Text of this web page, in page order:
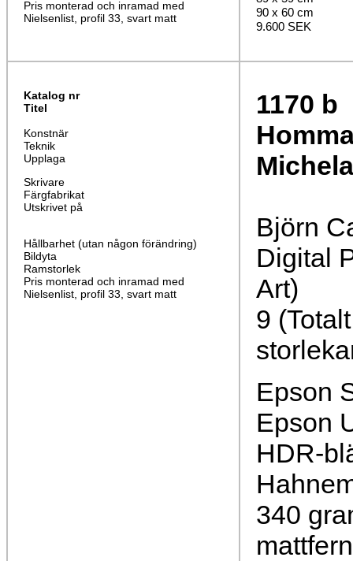
Pris monterad och inramad med
Nielsenlist, profil 33, svart matt
90 x 60 cm
9.600 SEK
Katalog nr
Titel
Konstnär
Teknik
Upplaga
Skrivare
Färgfabrikat
Utskrivet på
Hållbarhet (utan någon förändring)
Bildyta
Ramstorlek
Pris monterad och inramad med
Nielsenlist, profil 33, svart matt
1170 b
Björn
Digital
Art)
9
Epson
Epson
HDR-
340